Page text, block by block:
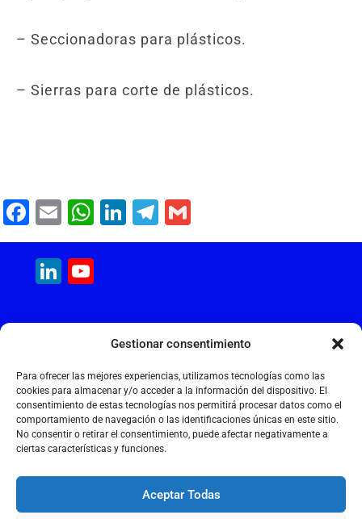
Gestionar consentimiento
Para ofrecer las mejores experiencias, utilizamos tecnologías como las
cookies para almacenar y/o acceder a la información del dispositivo. El
consentimiento de estas tecnologías nos permitirá procesar datos como el
comportamiento de navegación o las identificaciones únicas en este sitio.
No consentir o retirar el consentimiento, puede afectar negativamente a
ciertas características y funciones.
Aceptar Todas
– Seccionadoras para plásticos.
– Sierras para corte de plásticos.
F
a
c
e
b
o
k
E
m
ai
W
h
A
p
Li
n
dI
n
T
el
a
m
m
LinkedIn
Calle Cantir, 12 – Nave 7
Polígono Industrial Magarola
08292 Esparreguera – Barcelona
+34 934 397 038
info@maquinariainternacional.com